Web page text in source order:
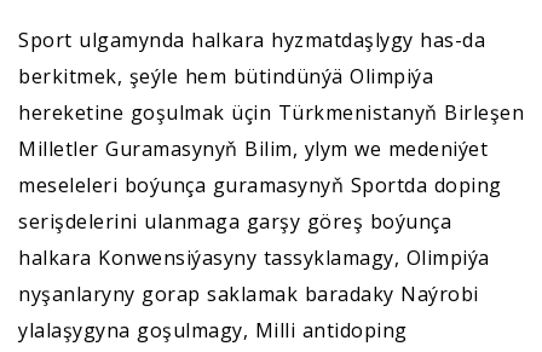
Sport ulgamynda halkara hyzmatdaşlygy has-da
berkitmek, şeýle hem bütindünýä Olimpiýa
hereketine goşulmak üçin Türkmenistanyň Birleşen
Milletler Guramasynyň Bilim, ylym we medeniýet
meseleleri boýunça guramasynyň Sportda doping
serişdelerini ulanmaga garşy göreş boýunça
halkara Konwensiýasyny tassyklamagy, Olimpiýa
nyşanlaryny gorap saklamak baradaky Naýrobi
ylalaşygyna goşulmagy, Milli antidoping